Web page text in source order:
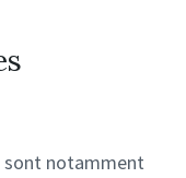
sont notamment